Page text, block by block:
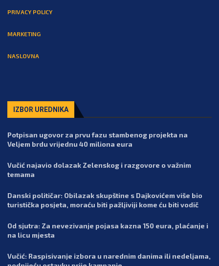
PRIVACY POLICY
MARKETING
NASLOVNA
IZBOR UREDNIKA
Potpisan ugovor za prvu fazu stambenog projekta na
Veljem brdu vrijednu 40 miliona eura
Vučić najavio dolazak Zelenskog i razgovore o važnim
temama
Danski političar: Obilazak skupštine s Dajkovićem više bio
turistička posjeta, moraću biti pažljiviji kome ću biti vodič
Od sjutra: Za nevezivanje pojasa kazna 150 eura, plaćanje i
na licu mjesta
Vučić: Raspisivanje izbora u narednim danima ili nedeljama,